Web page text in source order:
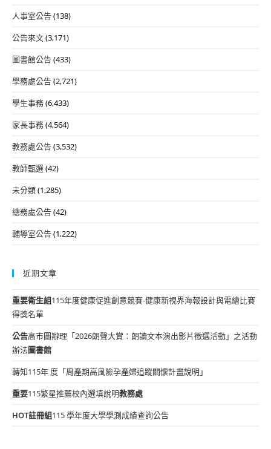
人事室公告(138)
公告來文(3,171)
圖書館公告(433)
學務處公告(2,721)
學生事務(6,433)
家長事務(4,564)
教務處公告(3,532)
教師甄選(42)
未分類(1,285)
總務處公告(42)
輔導室公告(1,222)
近期文章
重要衛生組115年度健康促進創意競賽-健康新視界海報設計與電繪比賽
得獎名單
公告高市圖辦理「2026朗聲大賞：朗讀文本演出影片徵選活動」之活動
辦法圖書館
轉知115年 度「周產期高風險孕產婦追蹤關懷計畫說明」
重要115繁星推薦校內選填說明教務處
HOT註冊組115 學年度大學學測成績查詢公告